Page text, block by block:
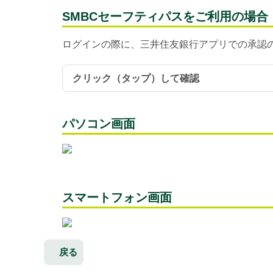
SMBCセーフティパスをご利用の場合
ログインの際に、三井住友銀行アプリでの承認
クリック（タップ）して確認
パソコン画面
スマートフォン画面
戻る